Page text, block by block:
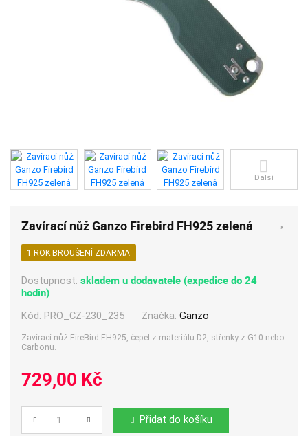
Další
Zavírací nůž Ganzo Firebird FH925 zelená
1 ROK BROUŠENÍ ZDARMA
Dostupnost:skladem u dodavatele (expedice do 24
hodin)
Kód: PRO_CZ-230_235 Značka: Ganzo
Zavírací nůž FireBird FH925, čepel z materiálu D2, střenky z G10 nebo
Carbonu.
729,00 Kč
Počet Přidat do košíku